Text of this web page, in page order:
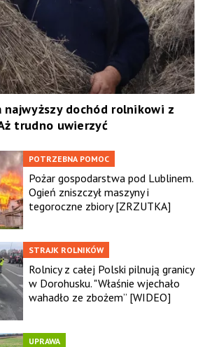
najwyższy dochód rolnikowi z
trudno uwierzyć
POTRZEBNA POMOC
Pożar gospodarstwa pod Lublinem.
Ogień zniszczył maszyny i
tegoroczne zbiory [ZRZUTKA]
STRAJK ROLNIKÓW
Rolnicy z całej Polski pilnują granicy
w Dorohusku. "Właśnie wjechało
wahadło ze zbożem” [WIDEO]
UPRAWA